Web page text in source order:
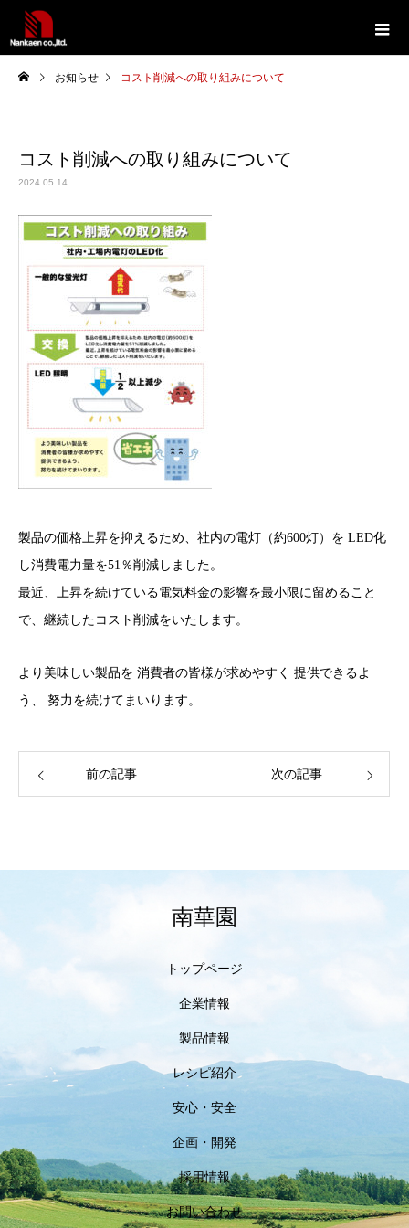
お知らせ コスト削減への取り組みについて
コスト削減への取り組みについて
2024.05.14
製品の価格上昇を抑えるため、社内の電灯（約600灯）を LED化
し消費電力量を51％削減しました。
最近、上昇を続けている電気料金の影響を最小限に留めること
で、継続したコスト削減をいたします。
より美味しい製品を 消費者の皆様が求めやすく 提供できるよ
う、 努力を続けてまいります。
前の記事 次の記事
南華園
トップページ
企業情報
製品情報
レシピ紹介
安心・安全
企画・開発
採用情報
お問い合わせ